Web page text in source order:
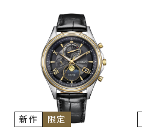
新作 限定